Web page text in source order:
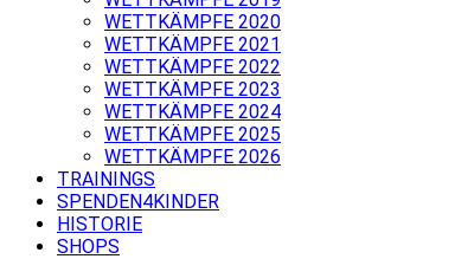
WETTKÄMPFE 2020
WETTKÄMPFE 2021
WETTKÄMPFE 2022
WETTKÄMPFE 2023
WETTKÄMPFE 2024
WETTKÄMPFE 2025
WETTKÄMPFE 2026
TRAININGS
SPENDEN4KINDER
HISTORIE
SHOPS